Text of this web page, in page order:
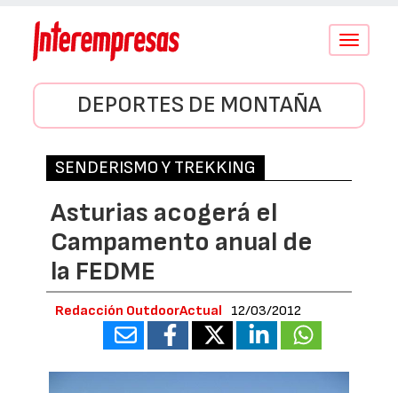
Conmutar
DEPORTES DE MONTAÑA
SENDERISMO Y TREKKING
Asturias acogerá el
Campamento anual de
la FEDME
Redacción OutdoorActual 12/03/2012